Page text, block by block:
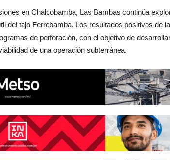
en Chalcobamba, Las Bambas continúa
del tajo Ferrobamba. Los resultados positivos de
de perforación, con el objetivo de
de una operación subterránea.